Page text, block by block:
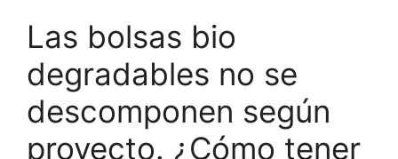
Las bolsas bio
degradables no se
descomponen según
proyecto. ¿Cómo tener